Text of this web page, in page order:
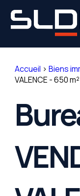
Accueil > Biens
VALENCE - 650 m²